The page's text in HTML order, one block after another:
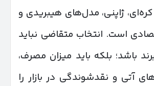
ژاپنی، مدل‌های هیبریدی و
است. انتخاب متقاضی نباید
باشد؛ بلکه باید میزان مصرف،
آتی و نقدشوندگی در بازار را